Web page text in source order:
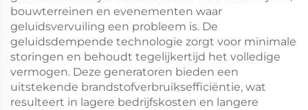
bouwterreinen en evenementen waar
geluidsvervuiling een probleem is. De
geluidsdempende technologie zorgt voor minimale
storingen en behoudt tegelijkertijd het volledige
vermogen. Deze generatoren bieden een
uitstekende brandstofverbruiksefficiëntie, wat
resulteert in lagere bedrijfskosten en langere